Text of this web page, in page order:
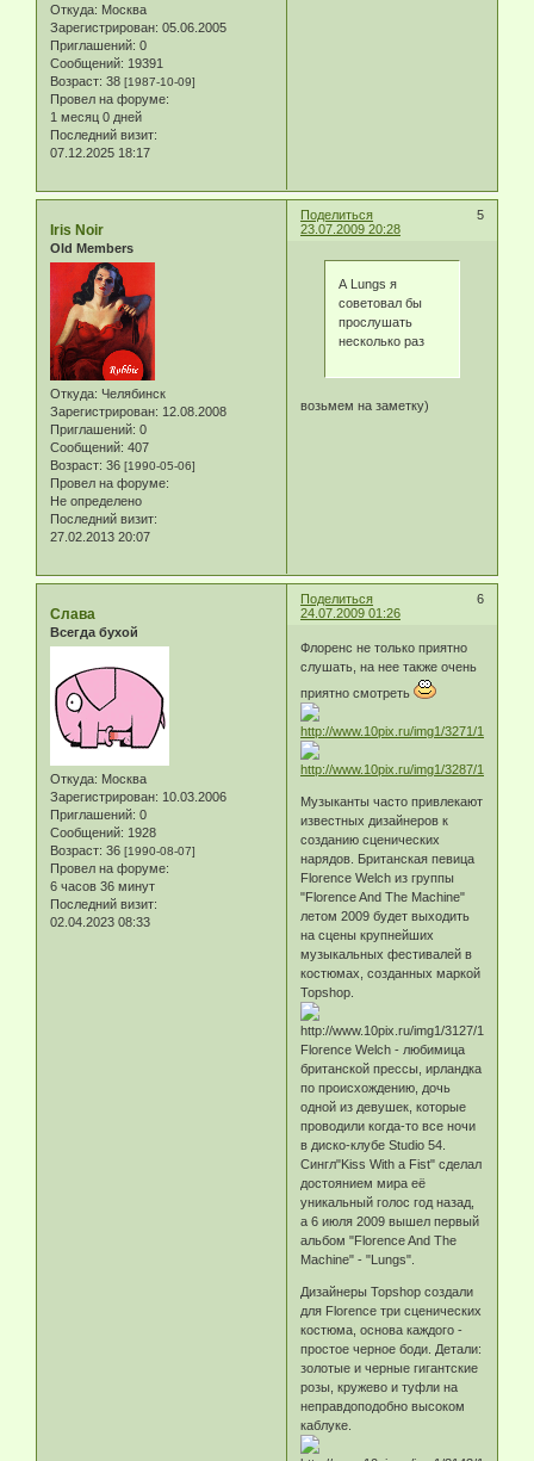
Откуда: Москва
Зарегистрирован: 05.06.2005
Приглашений: 0
Сообщений: 19391
Возраст: 38 [1987-10-09]
Провел на форуме:
1 месяц 0 дней
Последний визит:
07.12.2025 18:17
Поделиться
5
23.07.2009 20:28
Iris Noir
Old Members
Откуда: Челябинск
Зарегистрирован: 12.08.2008
Приглашений: 0
Сообщений: 407
Возраст: 36 [1990-05-06]
Провел на форуме:
Не определено
Последний визит:
27.02.2013 20:07
А Lungs я
советовал бы
прослушать
несколько раз
возьмем на заметку)
Поделиться
6
24.07.2009 01:26
Слава
Всегда бухой
Откуда: Москва
Зарегистрирован: 10.03.2006
Приглашений: 0
Сообщений: 1928
Возраст: 36 [1990-08-07]
Провел на форуме:
6 часов 36 минут
Последний визит:
02.04.2023 08:33
Флоренс не только приятно
слушать, на нее также очень
приятно смотреть
Музыканты часто привлекают
известных дизайнеров к
созданию сценических
нарядов. Британская певица
Florence Welch из группы
"Florence And The Machine"
летом 2009 будет выходить
на сцены крупнейших
музыкальных фестивалей в
костюмах, созданных маркой
Topshop.
Florence Welch - любимица
британской прессы, ирландка
по происхождению, дочь
одной из девушек, которые
проводили когда-то все ночи
в диско-клубе Studio 54.
Сингл"Kiss With a Fist" сделал
достоянием мира её
уникальный голос год назад,
а 6 июля 2009 вышел первый
альбом "Florence And The
Machine" - "Lungs".
Дизайнеры Topshop создали
для Florence три сценических
костюма, основа каждого -
простое черное боди. Детали:
золотые и черные гигантские
розы, кружево и туфли на
неправдоподобно высоком
каблуке.